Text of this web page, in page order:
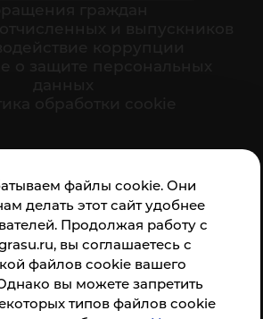
файлы cookie. Они
делать этот сайт удобнее
Продолжая работу с
вы соглашаетесь с
файлов cookie вашего
вы можете запретить
типов файлов cookie
организации:
по QR-коду, а так же по прямой